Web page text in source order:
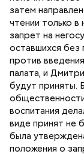
затем
чтении только
запрет на
оставшихся
против
палата, и
будут приняты.
воспитания
виде принят не
была
положения о